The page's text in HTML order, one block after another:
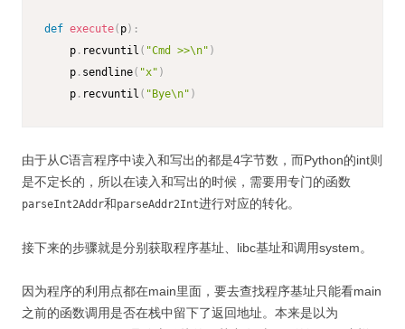
def execute( p) :
    p
. recvuntil ( "Cmd >>\n" )
    p
. sendline( "x" )
    p
. recvuntil ( "Bye\n" )
由于从C语言程序中读入和写出的都是4字节数，而Python的int则
是不定长的，所以在读入和写出的时候，需要用专门的函数
parseInt2Addr和parseAddr2Int进行对应的转化。
接下来的步骤就是分别获取程序基址、libc基址和调用system。
因为程序的利用点都在main里面，要去查找程序基址只能看main
之前的函数调用是否在栈中留下了返回地址。本来是以为